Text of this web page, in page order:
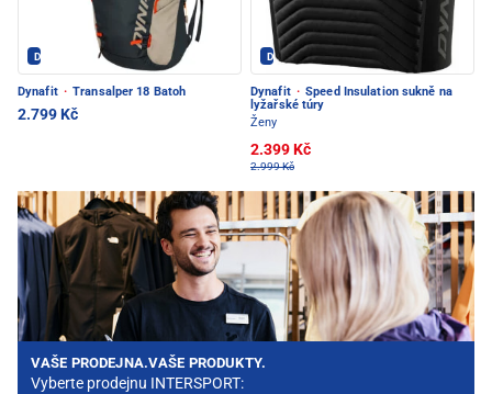
Dynafit - PEC POD SNĚŽKOU
Dynafit · Transalper 18 Batoh
2.799 Kč
Dynafit - PEC POD SNĚŽKOU
Dynafit · Speed Insulation sukně na
lyžařské túry
Ženy
2.399 Kč
2.999 Kč
VAŠE PRODEJNA.VAŠE PRODUKTY.
Vyberte prodejnu INTERSPORT: